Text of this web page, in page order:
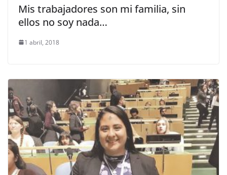
Mis trabajadores son mi familia, sin
ellos no soy nada…
1 abril, 2018